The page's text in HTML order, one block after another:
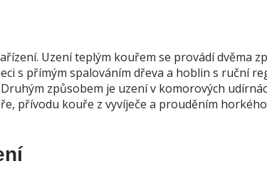
Uzení teplým kouřem se provádí dvěma
s přímým spalováním dřeva a hoblin s ruční
způsobem je uzení v komorových
přívodu kouře z vyvíječe a prouděním horkého